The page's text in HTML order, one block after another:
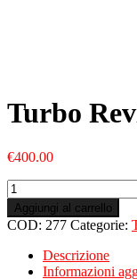
Turbo
€400.00
Turbo
Revisionato
per
MERCEDES
Sprinter
Aggiungi al carrello
COD: 277 Categorie:
Descrizione
Informazioni